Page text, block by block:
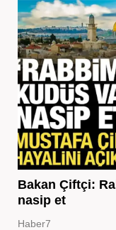
Bakan Çiftçi:
nasip et
Haber7